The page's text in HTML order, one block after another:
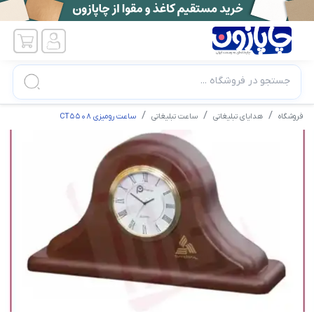
جستجو در فروشگاه ...
فروشگاه هدایای تبلیغاتی ساعت تبلیغاتی ساعت رومیزی CT5508